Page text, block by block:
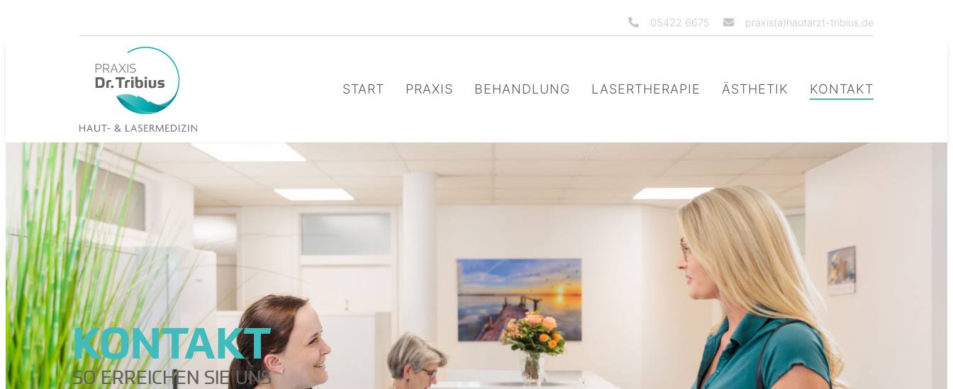
05422 6675 praxis(a)hautarzt-tribius.de
START PRAXIS BEHANDLUNG LASERTHERAPIE ÄSTHETIK KONTAKT
KONTAKT
SO ERREICHEN SIE UNS